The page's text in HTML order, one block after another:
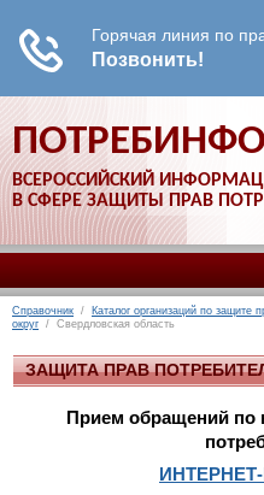
ВСЕРОССИЙСКИЙ
В СФЕРЕ ЗАЩИТЫ ПРАВ
Справочник / Каталог организаций по защите
округ / Свердловская область
ЗАЩИТА ПРАВ
Прием обращений по